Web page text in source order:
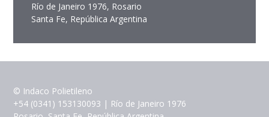
Río de Janeiro 1976, Rosario
Santa Fe, República Argentina
© Indaco Polietileno
+54 (0341) 153130093 | Río de Janeiro 1976